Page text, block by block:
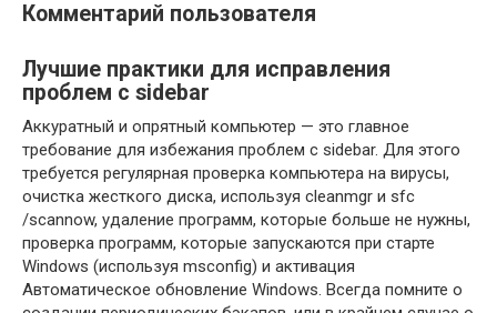
Комментарий пользователя
Лучшие практики для исправления
проблем с sidebar
Аккуратный и опрятный компьютер — это главное
требование для избежания проблем с sidebar. Для этого
требуется регулярная проверка компьютера на вирусы,
очистка жесткого диска, используя cleanmgr и sfc
/scannow, удаление программ, которые больше не нужны,
проверка программ, которые запускаются при старте
Windows (используя msconfig) и активация
Автоматическое обновление Windows. Всегда помните о